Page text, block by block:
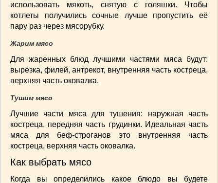
использовать мякоть, снятую с голяшки. Чтобы
котлеты получились сочные лучше пропустить её
пару раз через мясорубку.
Жарим мясо
Для жаренных блюд лучшими частями мяса будут:
вырезка, филей, антрекот, внутренняя часть костреца,
верхняя часть оковалка.
Тушим мясо
Лучшие части мяса для тушения: наружная часть
костреца, передняя часть грудинки. Идеальная часть
мяса для беф-строганов это внутренняя часть
костреца, верхняя часть оковалка.
Как выбрать мясо
Когда вы определились какое блюдо вы будете